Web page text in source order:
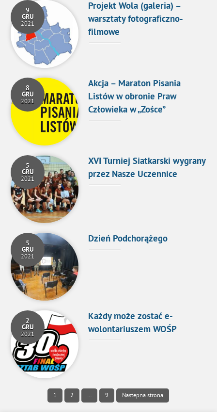
Projekt Wola (galeria) –
warsztaty fotograficzno-
filmowe
9
GRU
2021
Akcja – Maraton Pisania
Listów w obronie Praw
Człowieka w „Zośce”
8
GRU
2021
XVI Turniej Siatkarski wygrany
przez Nasze Uczennice
5
GRU
2021
Dzień Podchorążego
5
GRU
2021
Każdy może zostać e-
wolontariuszem WOŚP
2
GRU
2021
1 2 9 Nastepna strona